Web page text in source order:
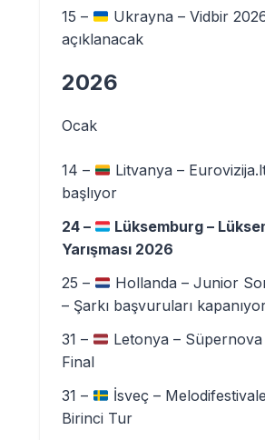
15 –
Ukrayna – Vidbir
açıklanacak
2026
Ocak
14 –
Litvanya –
başlıyor
24 –
Lüksemburg –
Yarışması 2026
25 –
Hollanda – Junior
– Şarkı başvuruları
31 –
Letonya – Süpernova
Final
31 –
İsveç –
Birinci Tur